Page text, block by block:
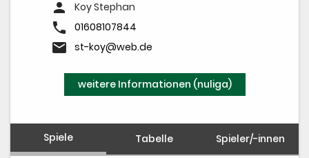
person Koy Stephan
phone 01608107844
email st-koy@web.de
weitere Informationen (nuliga)
Spiele Tabelle Spieler/-innen